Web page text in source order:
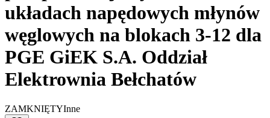
układach napędowych młynów
węglowych na blokach 3-12 dla
PGE GiEK S.A. Oddział
Elektrownia Bełchatów
ZAMKNIĘTYInne